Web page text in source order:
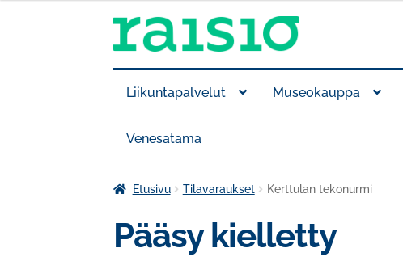
Siirry
Siirry
Liikuntapalvelut Museokauppa
Venesatama
Etusivu Tilavaraukset Kerttulan tekonurmi
Pääsy kielletty